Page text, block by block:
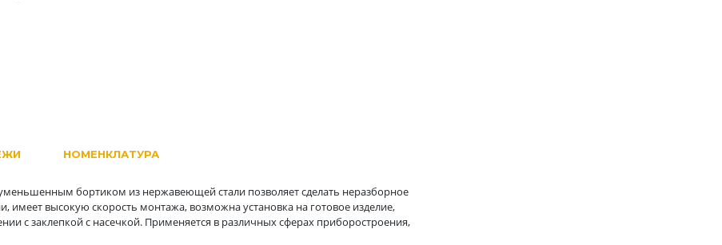
бортиком из нержавеющей стали позволяет сделать неразборное
имеет высокую скорость монтажа, возможна установка на готовое изделие,
с заклепкой с насечкой. Применяется в различных сферах приборостроения,
НОМЕНКЛАТУРА